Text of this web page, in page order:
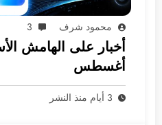
محمود شرف 3
أغسطس
3 أيام منذ النشر